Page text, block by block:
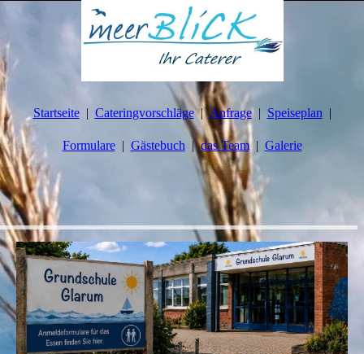
Startseite Cateringvorschläge Anfrage Speiseplan
Formulare Gästebuch das Team Galerie